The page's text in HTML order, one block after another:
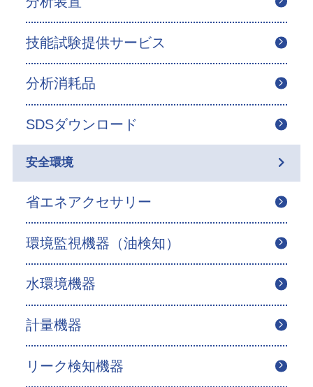
技能試験提供サービス
分析消耗品
SDSダウンロード
安全環境
省エネアクセサリー
環境監視機器（油検知）
水環境機器
計量機器
リーク検知機器